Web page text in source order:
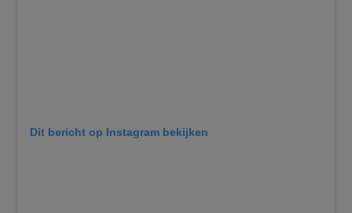
Dit bericht op Instagram bekijken